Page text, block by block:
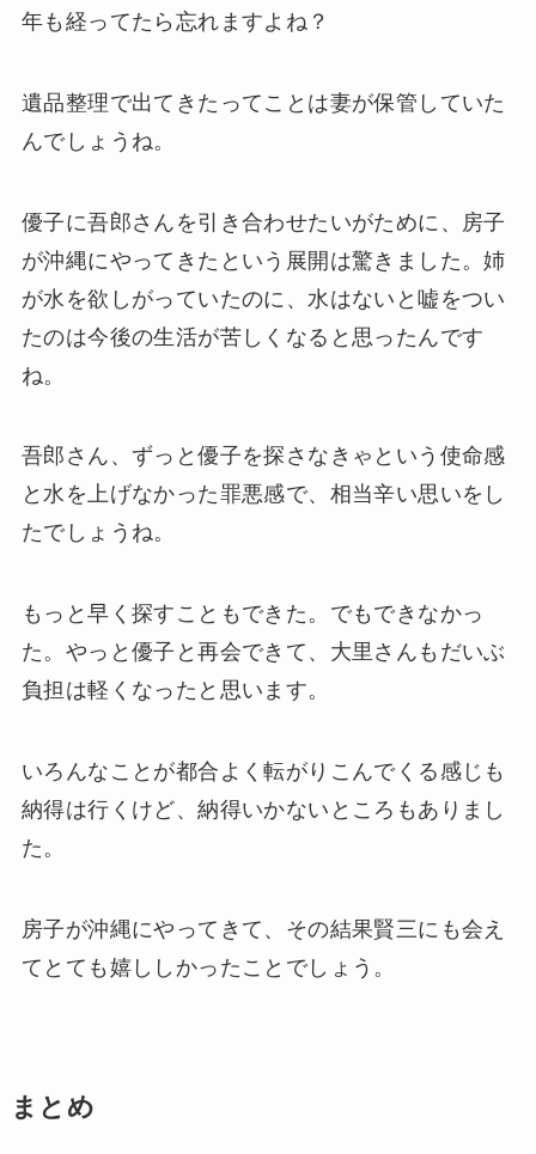
年も経ってたら忘れますよね？
遺品整理で出てきたってことは妻が保管していた
んでしょうね。
優子に吾郎さんを引き合わせたいがために、房子
が沖縄にやってきたという展開は驚きました。姉
が水を欲しがっていたのに、水はないと嘘をつい
たのは今後の生活が苦しくなると思ったんです
ね。
吾郎さん、ずっと優子を探さなきゃという使命感
と水を上げなかった罪悪感で、相当辛い思いをし
たでしょうね。
もっと早く探すこともできた。でもできなかっ
た。やっと優子と再会できて、大里さんもだいぶ
負担は軽くなったと思います。
いろんなことが都合よく転がりこんでくる感じも
納得は行くけど、納得いかないところもありまし
た。
房子が沖縄にやってきて、その結果賢三にも会え
てとても嬉ししかったことでしょう。
まとめ